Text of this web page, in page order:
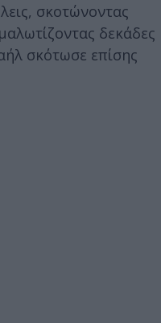
σκοτώνοντας
δεκάδες
σκότωσε επίσης